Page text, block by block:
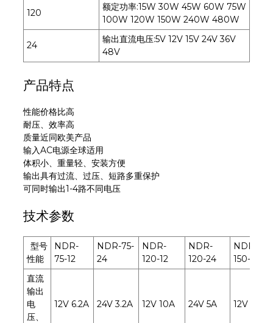
120
额定功率:15W 30W 45W 60W 75W
100W 120W 150W 240W 480W
24
输出直流电压:5V 12V 15V 24V 36V
48V
产品特点
性能价格比高
耐压、效率高
质量近同欧美产品
输入AC电源全球适用
体积小、重量轻、安装方便
输出具有过流、过压、短路多重保护
可同时输出1-4路不同电压
技术参数
型号
性能
NDR-
75-12
NDR-75-
24
NDR-
120-12
NDR-
120-24
NDR-
150-12
直流
输出
电
压、
12V 6.2A 24V 3.2A 12V 10A 24V 5A 12V 12.5A